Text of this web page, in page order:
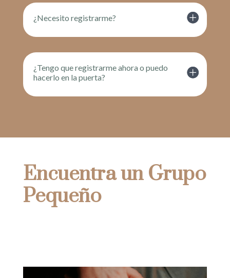
¿Necesito registrarme?
¿Tengo que registrarme ahora o puedo
hacerlo en la puerta?
Encuentra un Grupo
Pequeño